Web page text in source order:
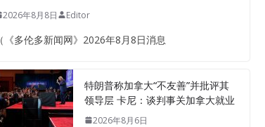
2026年8月8日 Editor
（《多伦多新闻网》2026年8月8日消息
特朗普称加拿大“不友善”并批评其
领导层 卡尼：谈判事关加拿大就业
2026年8月6日